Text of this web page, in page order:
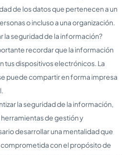
de los datos que pertenecen a un
o incluso a una organización.
la seguridad de la información?
recordar que la información
tus dispositivos electrónicos. La
puede compartir en forma impresa
la seguridad de la información,
de gestión y
desarrollar una mentalidad que
con el propósito de